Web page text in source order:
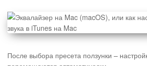
После выбора пресета ползунки –